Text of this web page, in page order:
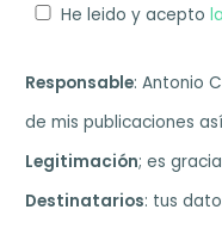
He leido y acepto
Responsable: Antonio
de mis publicaciones
Legitimación; es
Destinatarios: tus